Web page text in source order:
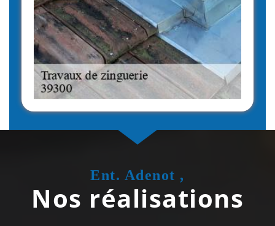
Ent. Adenot ,
Nos réalisations